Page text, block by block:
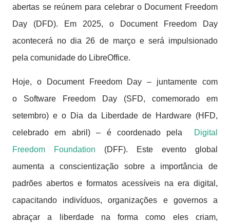
abertas se reúnem para celebrar o Document Freedom
Day (DFD). Em 2025, o Document Freedom Day
acontecerá no dia 26 de março e será impulsionado
pela comunidade do LibreOffice.
Hoje, o Document Freedom Day – juntamente com
o Software Freedom Day (SFD, comemorado em
setembro) e o Dia da Liberdade de Hardware (HFD,
celebrado em abril) – é coordenado pela
Digital
Freedom Foundation (DFF). Este evento global
aumenta a conscientização sobre a importância de
padrões abertos e formatos acessíveis na era digital,
capacitando indivíduos, organizações e governos a
abraçar a liberdade na forma como eles criam,